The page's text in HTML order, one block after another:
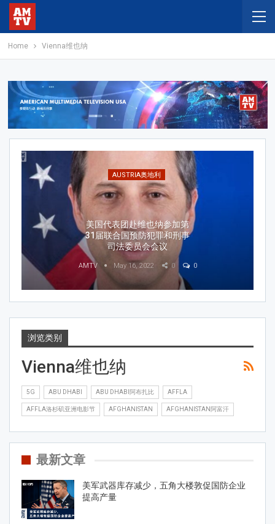
Home Vienna维也纳
AUSTRIA奥地利
美国代表团赴维也纳参加第
31届联合国预防犯罪和刑事
司法委员会会议
AMTV May 16, 2022 0 0
浏览类别
Vienna维也纳
5G ABU DHABI ABU DHABI阿布扎比 AFFLA
AFFLA洛杉矶亚洲电影节 AFGHANISTAN AFGHANISTAN阿富汗
最新文章
美军武器库存减少，五角大楼敦促国防企业
提高产量